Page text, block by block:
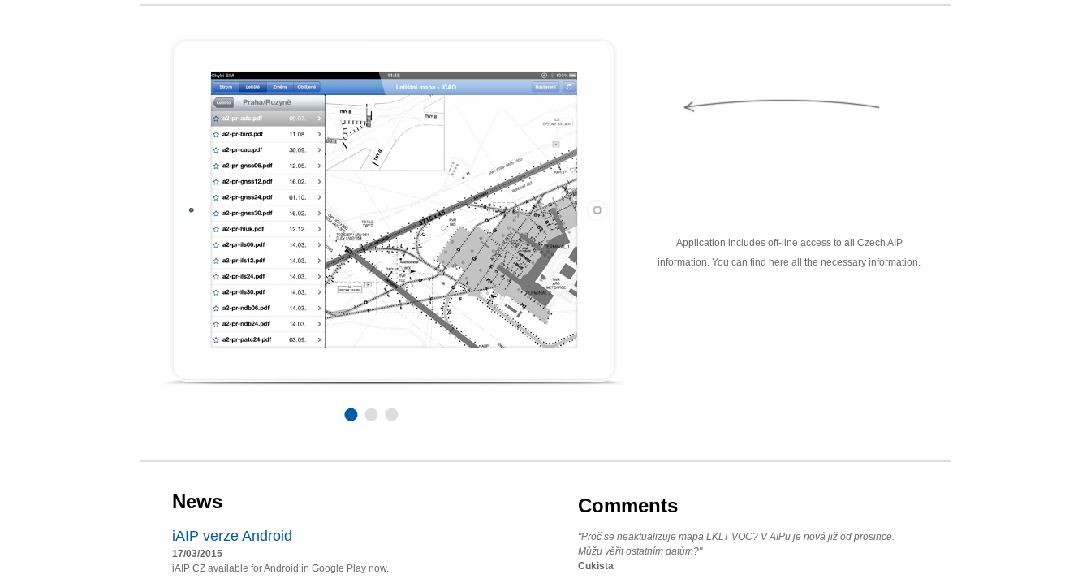
Application includes off-line access to all Czech AIP
information. You can find here all the necessary information.
News
iAIP verze Android
17/03/2015
iAIP CZ available for Android in Google Play now.
Comments
"Proč se neaktualizuje mapa LKLT VOC? V AIPu je nová již od prosince.
Můžu věřit ostatním datům?"
Cukista